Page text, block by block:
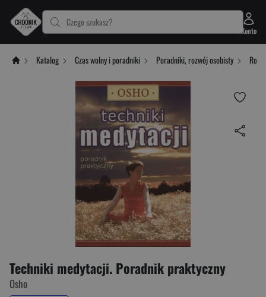
Czego szukasz?
Konto
Katalog Czas wolny i poradniki Poradniki, rozwój osobisty
Techniki medytacji. Poradnik praktyczny
Osho